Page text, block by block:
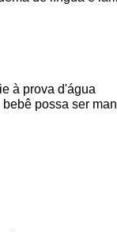
à prova d'água
possa ser